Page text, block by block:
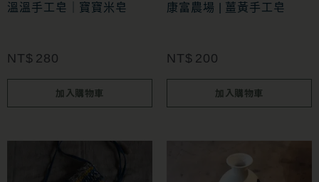
溫溫手工皂｜寶寶米皂
NT$ 280
加入購物車
康富農場 | 薑黃手工皂
NT$ 200
加入購物車